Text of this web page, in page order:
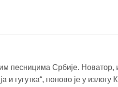
песницима Србије. Новатор,
и гугутка“, поново је у